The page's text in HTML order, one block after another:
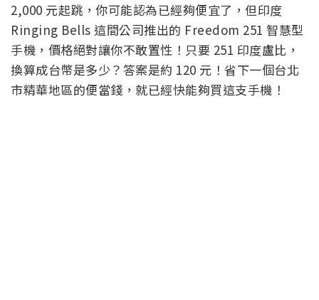
2,000 元起跳，你可能認為已經夠便宜了，但印度
Ringing Bells 這間公司推出的 Freedom 251 智慧型
手機，價格絕對讓你不敢置性！只要 251 印度盧比，
換算成台幣是多少？答案是約 120 元！省下一個台北
市精華地區的便當錢，就已經快能夠買這支手機！